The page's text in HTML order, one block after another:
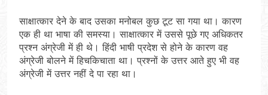
साक्षात्कार देने के बाद उसका मनोबल कुछ टूट सा गया था। कारण
एक ही था भाषा की समस्या। साक्षात्कार में उससे पूछे गए अधिकतर
प्रश्न अंग्रेजी में ही थे। हिंदी भाषी प्रदेश से होने के कारण वह
अंग्रेजी बोलने में हिचकिचाता था। प्रश्नों के उत्तर आते हुए भी वह
अंग्रेजी में उत्तर नहीं दे पा रहा था।